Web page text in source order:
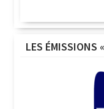
LES ÉMISSIONS